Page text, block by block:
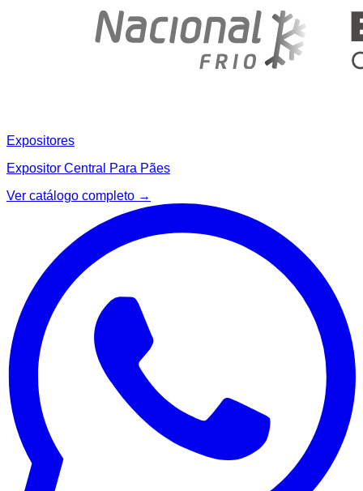
Expositores
Expositor Central Para Pães
Ver catálogo completo →